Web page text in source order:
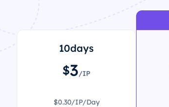
10days
$3/IP
$0.30/IP/Day